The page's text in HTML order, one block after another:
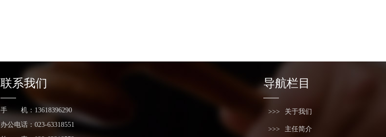
联系我们
手 机：13618396290
办公电话：023-63318551
导航栏目
关于我们
主任简介